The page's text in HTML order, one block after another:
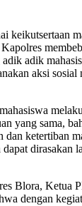
keikutsertaan
adik adik
aksi
yang sama,
dan ketertiban
dirasakan
Blora, Ketua
dengan